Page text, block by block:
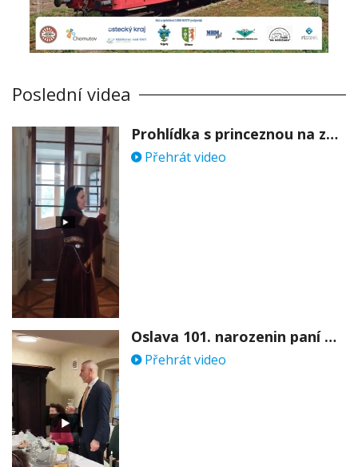
Poslední videa
Prohlídka s princeznou na zámku Stekník
Přehrát video
Oslava 101. narozenin paní Věry Skořepové
Přehrát video